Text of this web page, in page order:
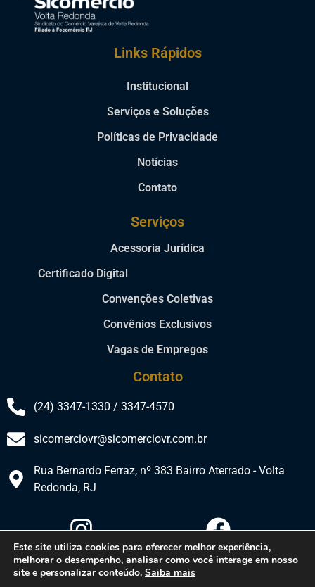
Links Rápidos
Institucional
Serviços e Soluções
Políticas de Privacidade
Notícias
Contato
Serviços
Acessoria Jurídica
Certificado Digital
Convenções Coletivas
Convênios Exclusivos
Vagas de Empregos
Contato
(24) 3347-1330 / 3347-4570
sicomerciovr@sicomerciovr.com.br
Rua Bernardo Ferraz, nº 383 Bairro Aterrado - Volta
Redonda, RJ​
Este site utiliza cookies para oferecer melhor experiência,
melhorar o desempenho, analisar como você interage em nosso
site e personalizar conteúdo. Saiba mais